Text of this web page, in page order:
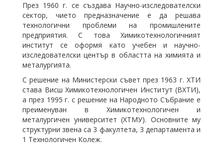
През 1960 г. се създава Научно-изследователски
сектор, чието предназначение е да решава
технологични проблеми на промишлените
предприятия. С това Химикотехнологичният
институт се оформя като учебен и научно-
изследователски център в областта на химията и
металургията.
С решение на Министерски съвет през 1963 г. ХТИ
става Висш Химикотехнологичен Институт (ВХТИ),
а през 1995 г. с решение на Народното Събрание е
преименуван в Химикотехнологичен и
металургичен университет (ХТМУ). Основните му
структурни звена са 3 факултета, 3 департамента и
1 Технологичен Колеж.